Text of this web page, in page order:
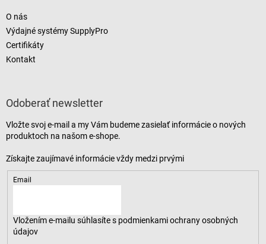
O nás
Výdajné systémy SupplyPro
Certifikáty
Kontakt
Odoberať newsletter
Vložte svoj e-mail a my Vám budeme zasielať informácie o nových
produktoch na našom e-shope.
Email
Vložením e-mailu súhlasíte s podmienkami ochrany osobných
údajov